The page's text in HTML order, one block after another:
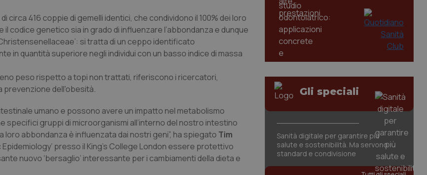
416 coppie di gemelli identici, che condividono il 100% dei loro
codice genetico sia in grado di influenzare l’abbondanza e dunque
si tratta di un ceppo identificato
quantità superiore negli individui con un basso indice di massa
peso rispetto a topi non trattati, riferiscono i ricercatori,
prevenzione dell'obesità.
umano e possono avere un impatto nel metabolismo
specifici gruppi di microorganismi all’interno del nostro intestino
abbondanza è influenzata dai nostri geni”, ha spiegato Tim
presso il King's College London essere protettivo
nuovo ‘bersaglio’ interessante per i cambiamenti della dieta e
Gli speciali
Sanità digitale per garantire più
salute e sostenibilità. Ma servono
standard e condivisione